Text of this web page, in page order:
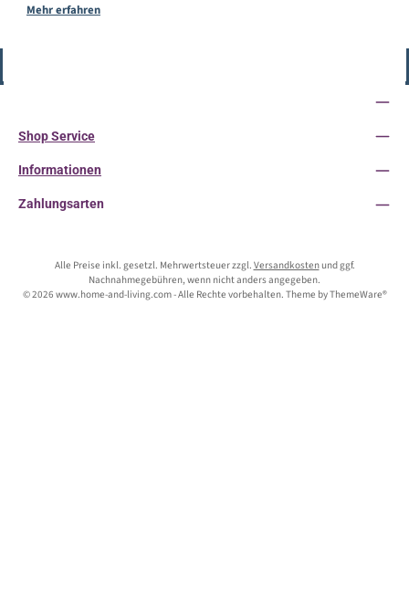
Mehr erfahren
Shop Service
Informationen
Zahlungsarten
Alle Preise inkl. gesetzl. Mehrwertsteuer zzgl. Versandkostenund ggf.
Nachnahmegebühren, wenn nicht anders angegeben.
© 2026 www.home-and-living.com - Alle Rechte vorbehalten. Theme byThemeWare®